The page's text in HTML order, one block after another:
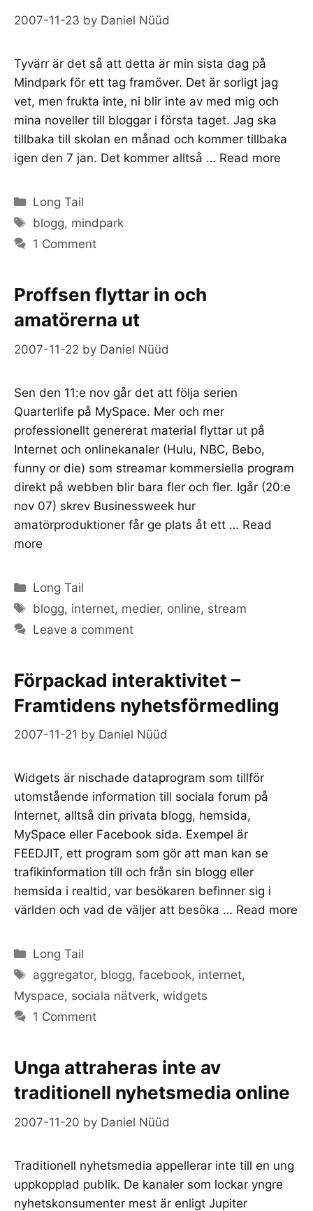
2007-11-23 by Daniel Nüüd
Tyvärr är det så att detta är min sista dag på
Mindpark för ett tag framöver. Det är sorligt jag
vet, men frukta inte, ni blir inte av med mig och
mina noveller till bloggar i första taget. Jag ska
tillbaka till skolan en månad och kommer tillbaka
igen den 7 jan. Det kommer alltså … Read more
Categories
Long Tail
Tags
blogg, mindpark
1 Comment
Proffsen flyttar in och
amatörerna ut
2007-11-22 by Daniel Nüüd
Sen den 11:e nov går det att följa serien
Quarterlife på MySpace. Mer och mer
professionellt genererat material flyttar ut på
Internet och onlinekanaler (Hulu, NBC, Bebo,
funny or die) som streamar kommersiella program
direkt på webben blir bara fler och fler. Igår (20:e
nov 07) skrev Businessweek hur
amatörproduktioner får ge plats åt ett … Read
more
Categories
Long Tail
Tags
blogg, internet, medier, online, stream
Leave a comment
Förpackad interaktivitet –
Framtidens nyhetsförmedling
2007-11-21 by Daniel Nüüd
Widgets är nischade dataprogram som tillför
utomstående information till sociala forum på
Internet, alltså din privata blogg, hemsida,
MySpace eller Facebook sida. Exempel är
FEEDJIT, ett program som gör att man kan se
trafikinformation till och från sin blogg eller
hemsida i realtid, var besökaren befinner sig i
världen och vad de väljer att besöka … Read more
Categories
Long Tail
Tags
aggregator, blogg,facebook, internet,
Myspace, sociala nätverk, widgets
1 Comment
Unga attraheras inte av
traditionell nyhetsmedia online
2007-11-20 by Daniel Nüüd
Traditionell nyhetsmedia appellerar inte till en ung
uppkopplad publik. De kanaler som lockar yngre
nyhetskonsumenter mest är enligt Jupiter